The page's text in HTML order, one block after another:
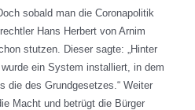
sobald man die Coronapolitik
Hans Herbert von Arnim
stutzen. Dieser sagte: „Hinter
ein System installiert, in dem
die des Grundgesetzes.“ Weiter
Macht und betrügt die Bürger